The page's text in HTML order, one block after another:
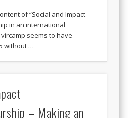
of “Social and Impact
in an international
seems to have
without …
– Making an